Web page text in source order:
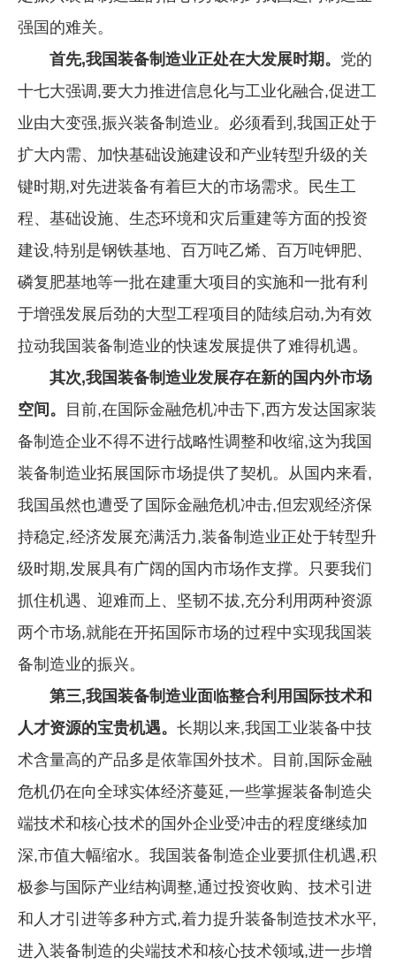
强国的难关。
首先,我国装备制造业正处在大发展时期。 党的
十七大强调,要大力推进信息化与工业化融合,促进工
业由大变强,振兴装备制造业。必须看到,我国正处于
扩大内需、加快基础设施建设和产业转型升级的关
键时期,对先进装备有着巨大的市场需求。民生工
程、基础设施、生态环境和灾后重建等方面的投资
建设,特别是钢铁基地、百万吨乙烯、百万吨钾肥、
磷复肥基地等一批在建重大项目的实施和一批有利
于增强发展后劲的大型工程项目的陆续启动,为有效
拉动我国装备制造业的快速发展提供了难得机遇。
其次,我国装备制造业发展存在新的国内外市场
空间。 目前,在国际金融危机冲击下,西方发达国家装
备制造企业不得不进行战略性调整和收缩,这为我国
装备制造业拓展国际市场提供了契机。从国内来看,
我国虽然也遭受了国际金融危机冲击,但宏观经济保
持稳定,经济发展充满活力,装备制造业正处于转型升
级时期,发展具有广阔的国内市场作支撑。只要我们
抓住机遇、迎难而上、坚韧不拔,充分利用两种资源
两个市场,就能在开拓国际市场的过程中实现我国装
备制造业的振兴。
第三,我国装备制造业面临整合利用国际技术和
人才资源的宝贵机遇。 长期以来,我国工业装备中技
术含量高的产品多是依靠国外技术。目前,国际金融
危机仍在向全球实体经济蔓延,一些掌握装备制造尖
端技术和核心技术的国外企业受冲击的程度继续加
深,市值大幅缩水。我国装备制造企业要抓住机遇,积
极参与国际产业结构调整,通过投资收购、技术引进
和人才引进等多种方式,着力提升装备制造技术水平,
进入装备制造的尖端技术和核心技术领域,进一步增